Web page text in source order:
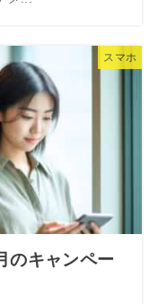
スマホ
のキャンペー